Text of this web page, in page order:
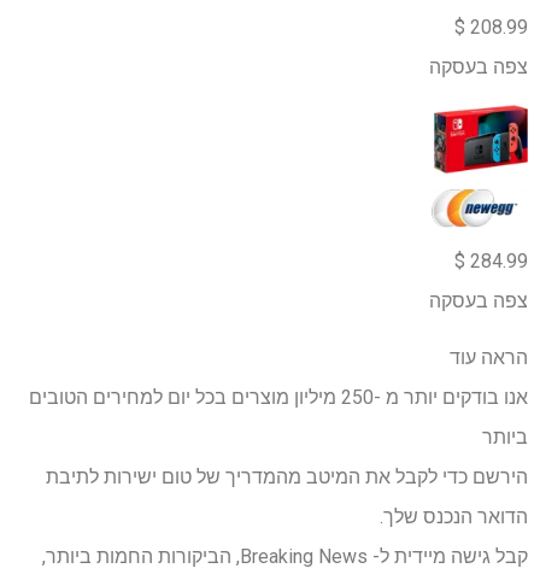
208.99 $
צפה בעסקה
284.99 $
צפה בעסקה
הראה עוד
אנו בודקים יותר מ -250 מיליון מוצרים בכל יום למחירים הטובים
ביותר
הירשם כדי לקבל את המיטב מהמדריך של טום ישירות לתיבת
הדואר הנכנס שלך.
קבל גישה מיידית ל- Breaking News, הביקורות החמות ביותר,